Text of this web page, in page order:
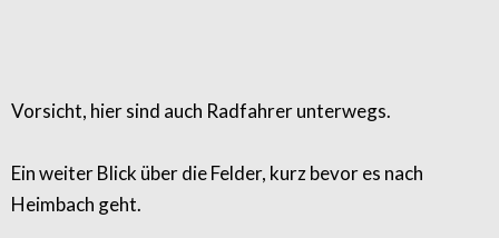
Vorsicht, hier sind auch Radfahrer unterwegs.
Ein weiter Blick über die Felder, kurz bevor es nach
Heimbach geht.